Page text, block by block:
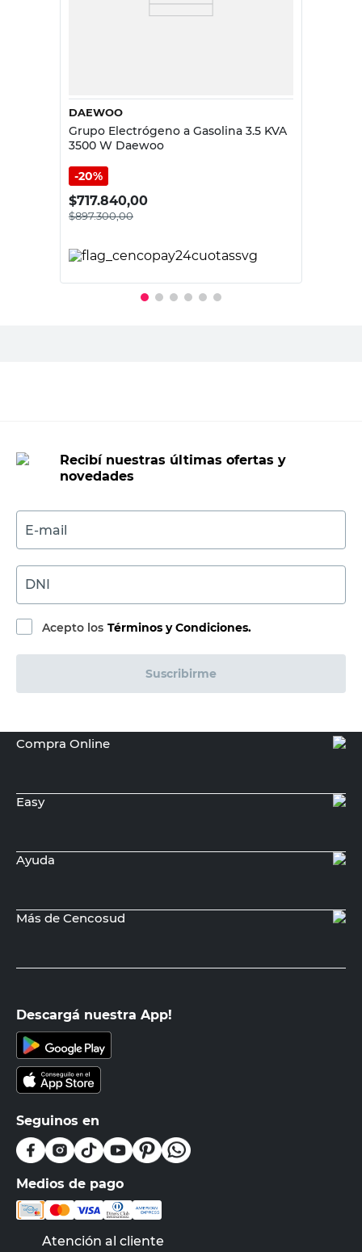
DAEWOO
Grupo Electrógeno a Gasolina 3.5 KVA
3500 W Daewoo
20%
$717.840,00
$897.300,00
Recibí nuestras últimas ofertas y
novedades
E-mail
DNI
Acepto los Términos y Condiciones.
Suscribirme
Compra Online
Easy
Ayuda
Más de Cencosud
Descargá nuestra App!
Seguinos en
Medios de pago
Atención al cliente